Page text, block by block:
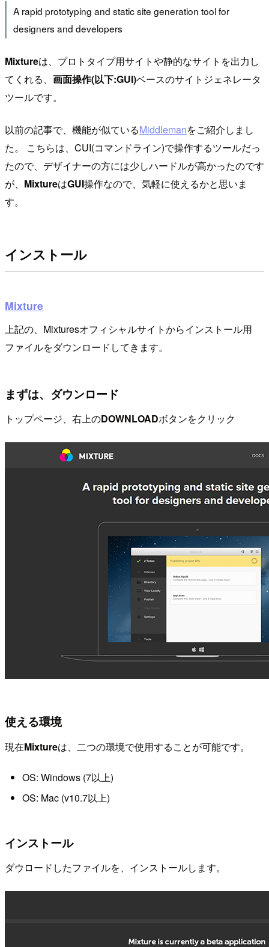
A rapid prototyping and static site generation tool for
designers and developers
Mixtureは、プロトタイプ用サイトや静的なサイトを出力し
てくれる、 画面操作(以下:GUI)ベースのサイトジェネレータ
ツールです。
以前の記事で、機能が似ているMiddlemanをご紹介しまし
た。 こちらは、CUI(コマンドライン)で操作するツールだっ
たので、デザイナーの方には少しハードルが高かったのです
が、 MixtureはGUI操作なので、気軽に使えるかと思いま
す。
インストール
Mixture
上記の、Mixturesオフィシャルサイトからインストール用
ファイルをダウンロードしてきます。
まずは、ダウンロード
トップページ、右上のDOWNLOADボタンをクリック
使える環境
現在Mixtureは、二つの環境で使用することが可能です。
OS: Windows (7以上)
OS: Mac (v10.7以上)
インストール
ダウロードしたファイルを、インストールします。